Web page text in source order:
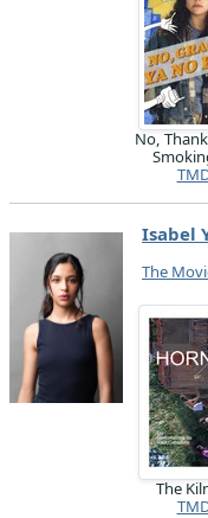
No,
Isabel
The
The